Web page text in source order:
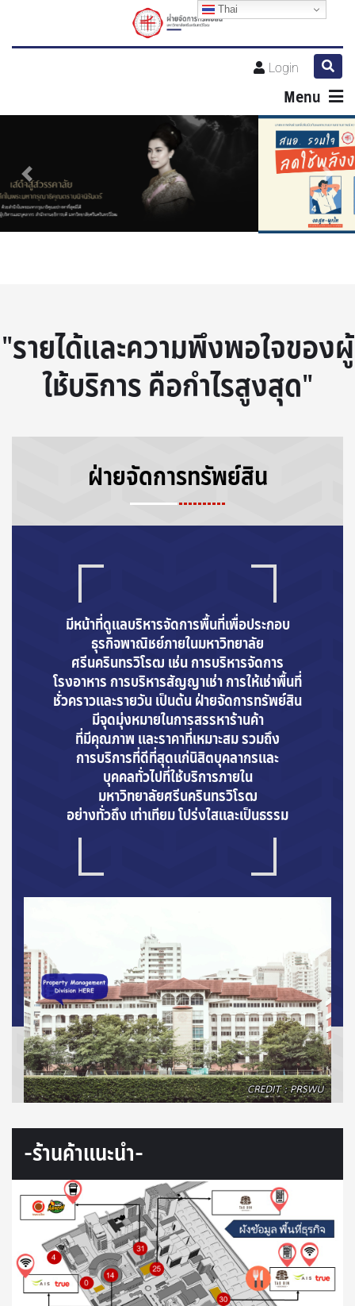
Login
Menu
Previous Next
"รายได้และความพึงพอใจของผู้
ใช้บริการ คือกำไรสูงสุด"
ฝ่ายจัดการทรัพย์สิน
มีหน้าที่ดูแลบริหารจัดการพื้นที่เพื่อประกอบ
ธุรกิจพาณิชย์ภายในมหาวิทยาลัย
ศรีนครินทรวิโรฒ เช่น การบริหารจัดการ
โรงอาหารการบริหารสัญญาเช่า การให้เช่าพื้นที่
ชั่วคราวและรายวัน เป็นต้นฝ่ายจัดการทรัพย์สิน
มีจุดมุ่งหมายในการสรรหาร้านค้า
ที่มีคุณภาพ และราคาที่เหมาะสม รวมถึง
การบริการที่ดีที่สุดแก่นิสิตบุคลากรและ
บุคคลทั่วไปที่ใช้บริการภายใน
มหาวิทยาลัยศรีนครินทรวิโรฒ
อย่างทั่วถึง เท่าเทียม โปร่งใสและเป็นธรรม
-ร้านค้าแนะนำ-
Thai